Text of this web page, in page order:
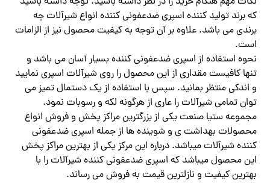
که برند تولید کننده اسپری ضدعفونی کننده انواع شیرآلات چه
برندی می باشد. علاوه بر آن توجه به کیفیت محصول نیز از الزامات
است.
نحوه استفاده از اسپری ضدعفونی کننده بسیار آسان می باشد و
تنها کافیست مقداری از این محصول را روی شیرآلات اسپری نمایید
و اندکی منتظر بمانید. سپس با استفاده از یک دستمال تمیز می
توان تمامی شیرآلات را عاری از هرگونه لکه و رسوبات نمود.
مجموعه ستیا صنعت یکی از بزرگترین مراکز پخش و فروش انواع
محصولات بهداشت ی و شوینده ها از جمله اسپری ضدعفونی
کننده شیرآلات میباشد. درباره این مرکز یکی از بهترین مراکز پخش
این محصول میباشد که اسپری ضدعفونی کننده شیرآلات را با
بهترین کیفیت و نازلترین قیمت به فروش می رساند.